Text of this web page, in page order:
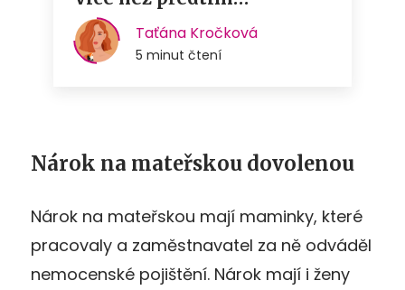
Nárok na mateřskou dovolenou
Nárok na mateřskou mají maminky, které
pracovaly a zaměstnavatel za ně odváděl
nemocenské pojištění. Nárok mají i ženy